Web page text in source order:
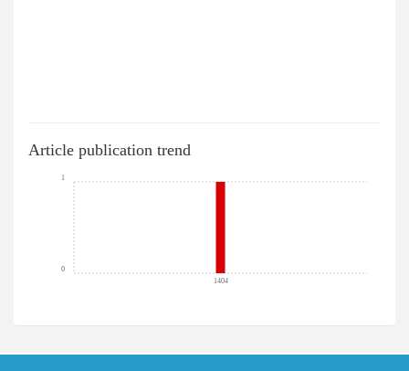
Article publication trend
1404
0
1